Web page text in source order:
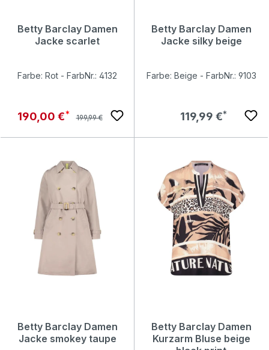
Betty Barclay Damen
Jacke scarlet
Farbe: Rot - FarbNr.: 4132
Verkaufspreis:
190,00 € Regulärer Preis:
199,99 €
Betty Barclay Damen
Jacke silky beige
Farbe: Beige - FarbNr.: 9103
Regulärer Preis:
119,99 €
Betty Barclay Damen
Jacke smokey taupe
Betty Barclay Damen
Kurzarm Bluse beige